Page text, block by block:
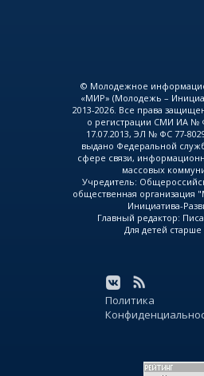
© Молодежное
«МИР» (Молодежь –
2013-2026. Все права
о регистрации СМИ ИА №
17.07.2013, ЭЛ № ФС 77-
выдано Федеральной
сфере связи,
массовых
Учредитель:
общественная
Инициатива-
Главный редактор:
Для детей старше
Политика